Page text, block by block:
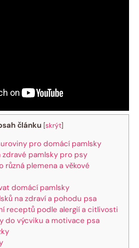
článku [skrýt]
pro domácí pamlsky
pamlsky pro psy
různá plemena a věkové
domácí pamlsky
na zdraví a pohodu psa
receptů podle alergií a citlivosti
do výcviku a motivace psa